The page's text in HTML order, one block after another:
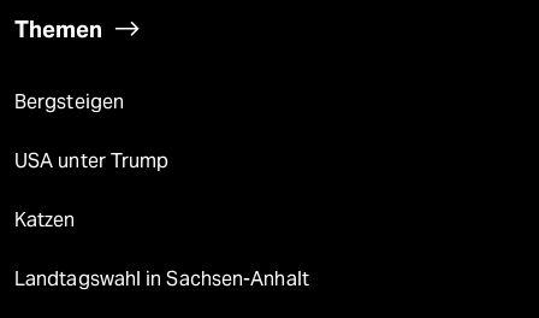
Themen
Bergsteigen
USA unter Trump
Katzen
Landtagswahl in Sachsen-Anhalt